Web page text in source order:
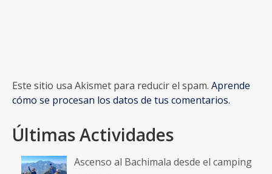
Este sitio usa Akismet para reducir el spam. Aprende
cómo se procesan los datos de tus comentarios.
Últimas Actividades
Ascenso al Bachimala desde el camping